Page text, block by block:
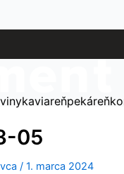
kaviareňpekáreň
05
/1. marca 2024